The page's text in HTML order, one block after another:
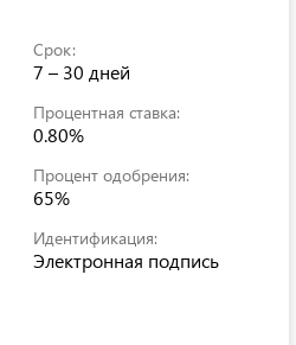
Срок:
7 – 30 дней
Процентная ставка:
0.80%
Процент одобрения:
65%
Идентификация:
Электронная подпись